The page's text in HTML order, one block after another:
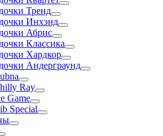
Тренд
Инхэнд
Абрис
Классика
Хардкор
Андерграунд
Ray
Game
Special